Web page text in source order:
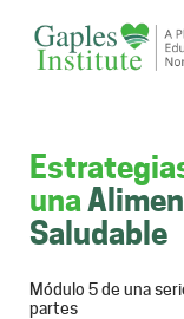
content
una
Saludable
Módulo 5 de una
partes